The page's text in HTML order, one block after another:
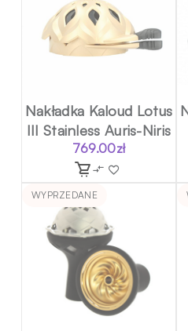
Nakładka Kaloud Lotus
III Stainless Auris-Niris
769.00zł
WYPRZEDANE